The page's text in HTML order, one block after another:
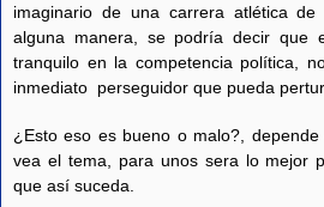
imaginario de una carrera atlética
alguna manera, se podría decir que
tranquilo en la competencia política,
inmediato perseguidor que pueda
¿Esto eso es bueno o malo?,
vea el tema, para unos sera lo mejor
que así suceda.